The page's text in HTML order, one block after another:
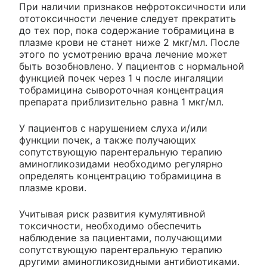
При наличии признаков нефротоксичности или
ототоксичности лечение следует прекратить
до тех пор, пока содержание тобрамицина в
плазме крови не станет ниже 2 мкг/мл. После
этого по усмотрению врача лечение может
быть возобновлено. У пациентов с нормальной
функцией почек через 1 ч после ингаляции
тобрамицина сывороточная концентрация
препарата приблизительно равна 1 мкг/мл.
У пациентов с нарушением слуха и/или
функции почек, а также получающих
сопутствующую парентеральную терапию
аминогликозидами необходимо регулярно
определять концентрацию тобрамицина в
плазме крови.
Учитывая риск развития кумулятивной
токсичности, необходимо обеспечить
наблюдение за пациентами, получающими
сопутствующую парентеральную терапию
другими аминогликозидными антибиотиками.